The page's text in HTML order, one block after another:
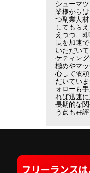
シューマ
業様から
つ副業人
してもら
えつつ、
長を加速
いただい
ケティン
極めやマ
心して依
だいてい
ォローも
れば迅速に
長期的な
う点も好評